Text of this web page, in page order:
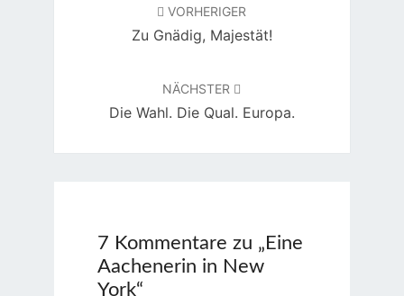
VORHERIGER
Zu Gnädig, Majestät!
NÄCHSTER
Die Wahl. Die Qual. Europa.
7 Kommentare zu „ Eine
Aachenerin in New
York“